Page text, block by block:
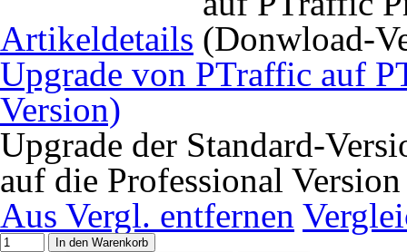
Artikeldetails
Upgrade von PTraffic auf
Version)
Upgrade der Standard-
auf die Professional Version
Aus Vergl. entfernen
In den Warenkorb